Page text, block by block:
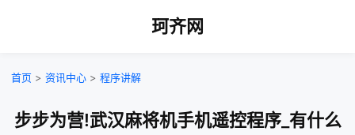
珂齐网
首页 > 资讯中心 > 程序讲解
步步为营!武汉麻将机手机遥控程序_有什么